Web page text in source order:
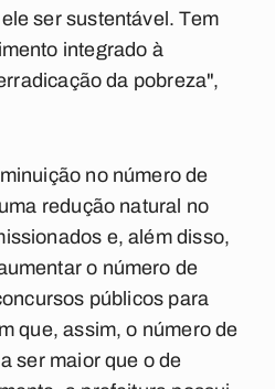
ser sustentável. Tem
integrado à
da pobreza",
no número de
redução natural no
e, além disso,
o número de
públicos para
que, assim, o número de
ser maior que o de